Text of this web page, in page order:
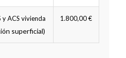
ACS vivienda
superficial)
1.800,00 €